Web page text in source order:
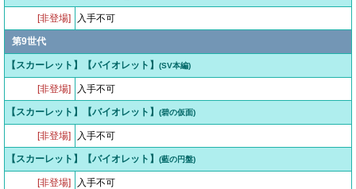
[非登場] 入手不可
第9世代
【スカーレット】【バイオレット】 (SV本編)
[非登場] 入手不可
【スカーレット】【バイオレット】 (碧の仮面)
[非登場] 入手不可
【スカーレット】【バイオレット】 (藍の円盤)
[非登場] 入手不可